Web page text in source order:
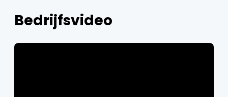
Bedrijfsvideo